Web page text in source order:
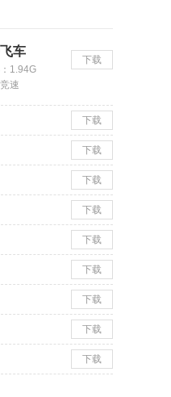
车
1.94G
速
下载
下载
下载
下载
下载
下载
下载
下载
下载
下载